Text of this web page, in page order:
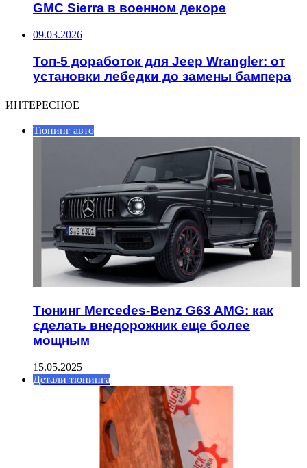
GMC Sierra в военном декоре
09.03.2026
Топ-5 доработок для Jeep Wrangler: от
установки лебедки до замены бампера
ИНТЕРЕСНОЕ
Тюнинг авто
Тюнинг Mercedes-Benz G63 AMG: как
сделать внедорожник еще более
мощным
15.05.2025
Детали тюнинга